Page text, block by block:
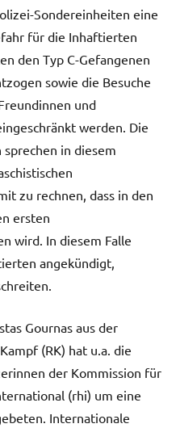
Sondereinheiten eine
für die Inhaftierten
den Typ C-Gefangenen
sowie die Besuche
und
werden. Die
in diesem
zu rechnen, dass in den
ersten
wird. In diesem Falle
angekündigt,
Gournas aus der
(RK) hat u.a. die
der Kommission für
(rhi) um eine
Internationale